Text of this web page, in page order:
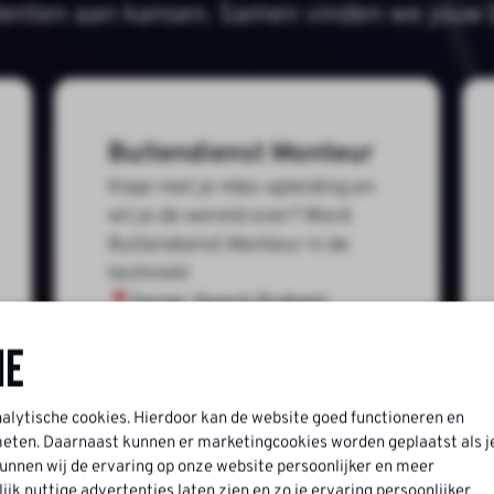
aan kansen. Samen vinden we
Buitendienst Monteur
Klaar met je mbo-opleiding en
wil je de wereld over? Word
Buitendienst Monteur in de
techniek!
Eersel, Noord-Brabant
cookies. Hierdoor kan de website goed functioneren en
Daarnaast kunnen er marketingcookies worden geplaatst als
wij de ervaring op onze website persoonlijker en meer